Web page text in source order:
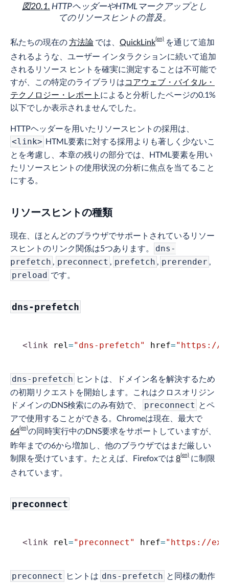
図20.1.HTTPヘッダーやHTMLマークアップとし
てのリソースヒントの普及。
私たちの現在の方法論 では、 QuickLink
を通じて追加
されるような、ユーザー インタラクションに続いて追加
されるリソース ヒントを確実に測定することは不可能で
すが、この特定のライブラリはコアウェブ・バイタル・
テクノロジー・レポート によると分析したページの0.1%
以下でしか表示されませんでした。
HTTPヘッダーを用いたリソースヒントの採用は、
<link> HTML要素に対する採用よりも著しく少ないこ
とを考慮し、本章の残りの部分では、HTML要素を用い
たリソースヒントの使用状況の分析に焦点を当てること
にする。
リソースヒントの種類
現在、ほとんどのブラウザでサポートされているリソー
スヒントのリンク関係は5つあります。
dns-
prefetch , preconnect , prefetch , prerender ,
preload です。
dns-prefetch
<link rel=" dns-prefetch" href=" https://
dns-prefetch ヒントは、ドメイン名を解決するため
の初期リクエストを開始します。これはクロスオリジン
ドメインのDNS検索にのみ有効で、
preconnect とペ
アで使用することができる。Chromeは現在、最大で
64
の同時実行中のDNS要求をサポートしていますが、
昨年までの6から増加し、他のブラウザではまだ厳しい
制限を受けています。たとえば、Firefoxでは 8
に制限
されています。
preconnect
<link rel=" preconnect " href=" https://
preconnect ヒントは dns-prefetch と同様の動作